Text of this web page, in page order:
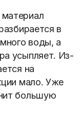
в
воды, а
усыпляет. Из-
на
мало. Уже
большую